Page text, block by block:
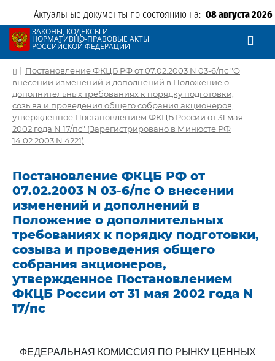
Актуальные документы по состоянию на: 08 августа 2026
ЗАКОНЫ, КОДЕКСЫ И
НОРМАТИВНО-ПРАВОВЫЕ АКТЫ
РОССИЙСКОЙ ФЕДЕРАЦИИ
| Постановление ФКЦБ РФ от 07.02.2003 N 03-6/пс "О
внесении изменений и дополнений в Положение о
дополнительных требованиях к порядку подготовки,
созыва и проведения общего собрания акционеров,
утвержденное Постановлением ФКЦБ России от 31 мая
2002 года N 17/пс" (Зарегистрировано в Минюсте РФ
14.02.2003 N 4221)
Постановление ФКЦБ РФ от
07.02.2003 N 03-6/пс О внесении
изменений и дополнений в
Положение о дополнительных
требованиях к порядку подготовки,
созыва и проведения общего
собрания акционеров,
утвержденное Постановлением
ФКЦБ России от 31 мая 2002 года N
17/пс
ФЕДЕРАЛЬНАЯ КОМИССИЯ ПО РЫНКУ ЦЕННЫХ